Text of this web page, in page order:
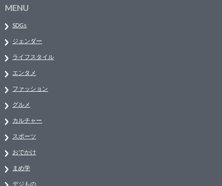
MENU
SDGs
ジェンダー
ライフスタイル
エンタメ
ファッション
グルメ
カルチャー
スポーツ
おでかけ
まめ学
デジもの